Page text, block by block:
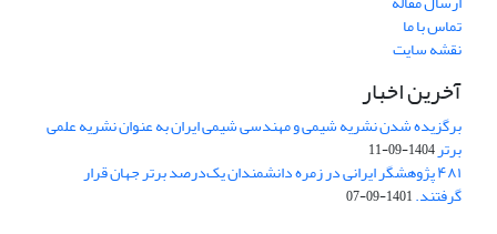
تماس با ما
نقشه سایت
آخرین اخبار
برگزیده شدن نشریه شیمی و مهندسی شیمی ایران به عنوان نشریه علمی
برتر1404-09-11
۴۸۱ پژوهشگر ایرانی در زمره دانشمندان یک‌درصد برتر جهان قرار
گرفتند.1401-09-07